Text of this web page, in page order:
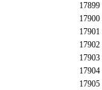
17899
17900
17901
17902
17903
17904
17905